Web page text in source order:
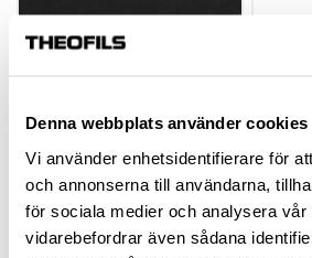
Denna webbplats använder cookies
Vi använder enhetsidentifierare för
och annonserna till användarna,
för sociala medier och analysera vår
vidarebefordrar även sådana
DÖRRDÄMPARE 40
MM VIT CC 32